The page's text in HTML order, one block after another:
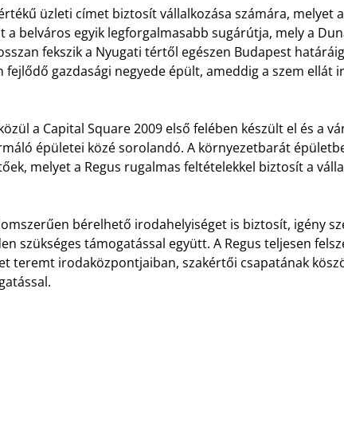
üzleti címet biztosít vállalkozása számára, melyet
a belváros egyik legforgalmasabb sugárútja, mely a
fekszik a Nyugati tértől egészen Budapest
fejlődő gazdasági negyede épült, ameddig a szem ellát
a Capital Square 2009 első felében készült el és a
épületei közé sorolandó. A környezetbarát
melyet a Regus rugalmas feltételekkel biztosít a
bérelhető irodahelyiséget is biztosít, igény
szükséges támogatással együtt. A Regus teljesen
teremt irodaközpontjaiban, szakértői csapatának